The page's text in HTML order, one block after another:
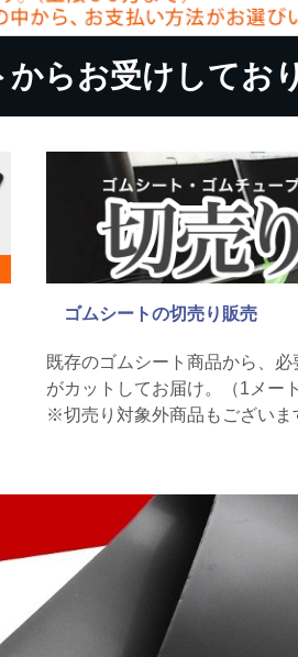
らお受けしてお
ゴムシートの切売り販売
既存のゴムシート商品から、
がカットしてお届け。（1メー
※切売り対象外商品もございま